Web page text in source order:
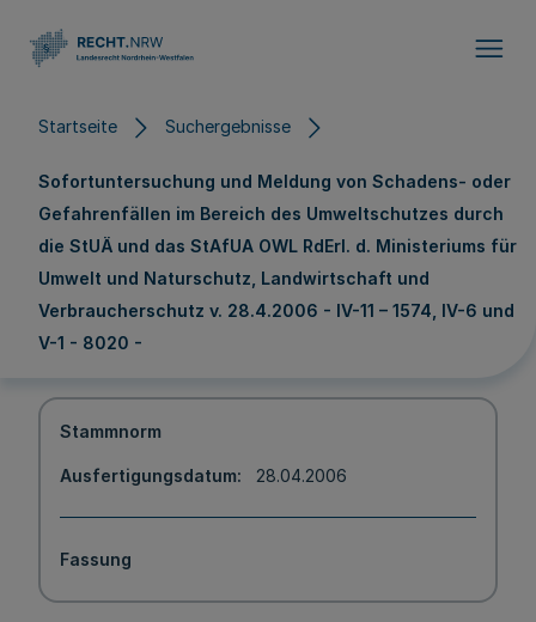
Startseite Suchergebnisse
Sofortuntersuchung und Meldung von Schadens- oder
Gefahrenfällen im Bereich des Umweltschutzes durch
die StUÄ und das StAfUA OWL RdErl. d. Ministeriums für
Umwelt und Naturschutz, Landwirtschaft und
Verbraucherschutz v. 28.4.2006 - IV-11 – 1574, IV-6 und
V-1 - 8020 -
Stammnorm
Ausfertigungsdatum 28.04.2006
Fassung